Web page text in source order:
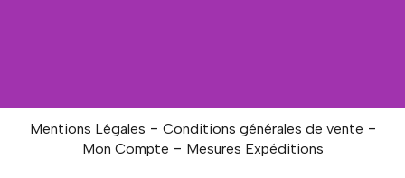
Mentions Légales
Conditions générales de vente
Mon Compte
Mesures Expéditions